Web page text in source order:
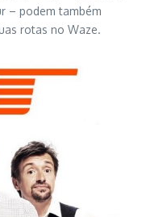
– podem também
rotas no Waze.